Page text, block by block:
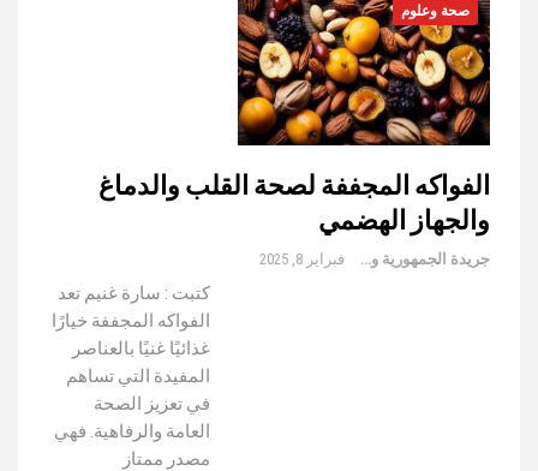
صحة وعلوم
الفواكه المجففة لصحة القلب والدماغ
والجهاز الهضمي
جريدة الجمهورية والعالم فبراير 8, 2025
كتبت : سارة غنيم تعد
الفواكه المجففة خيارًا
غذائيًا غنيًا بالعناصر
المفيدة التي تساهم
في تعزيز الصحة
العامة والرفاهية. فهي
مصدر ممتاز